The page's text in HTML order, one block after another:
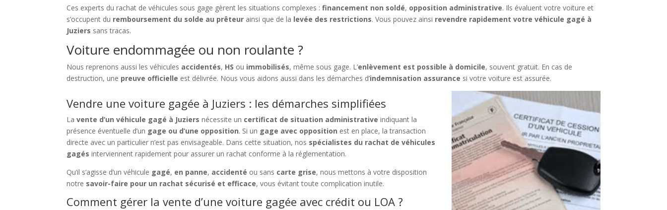
Ces experts du rachat de véhicules sous gage gèrent les situations complexes :financement non soldé, opposition administrative. Ils évaluent votre voiture et
s’occupent du remboursement du solde au prêteur ainsi que de la levée des restrictions. Vous pouvez ainsi revendre rapidement votre véhicule gagé à
Juziers sans tracas.
Voiture endommagée ou non roulante ?
Nous reprenons aussi les véhicules accidentés, HS ou immobilisés, même sous gage. L’enlèvement est possible à domicile, souvent gratuit. En cas de
destruction, une preuve officielle est délivrée. Nous vous aidons aussi dans les démarches d’indemnisation assurance si votre voiture est assurée.
Vendre une voiture gagée à Juziers : les démarches simplifiées
Lavente d’un véhicule gagé à Juziers nécessite un certificat de situation administrative indiquant la
présence éventuelle d’un gage ou d’une opposition. Si un gage avec opposition est en place, la transaction
directe avec un particulier n’est pas envisageable. Dans cette situation, nos spécialistes du rachat de véhicules
gagés interviennent rapidement pour assurer un rachat conforme à la réglementation.
Qu’il s’agisse d’un véhicule gagé, en panne, accidenté ou sans carte grise, nous mettons à votre disposition
notre savoir-faire pour un rachat sécurisé et efficace, vous évitant toute complication inutile.
Comment gérer la vente d’une voiture gagée avec crédit ou LOA ?